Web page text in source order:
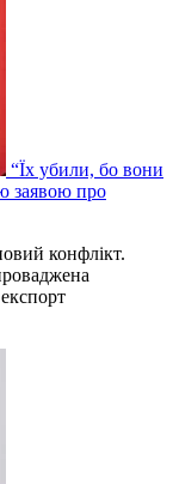
“Їх убили, бо вони
заявою про
конфлікт.